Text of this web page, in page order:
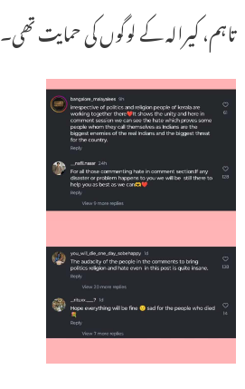
تاہم، کیرالہ کے لوگوں کی حمایت تھی۔